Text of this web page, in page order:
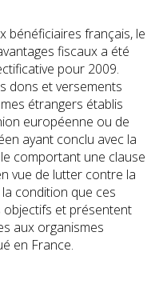
bénéficiaires français, le
fiscaux a été
pour 2009.
dons et versements
étrangers établis
européenne ou de
ayant conclu avec la
comportant une clause
vue de lutter contre la
condition que ces
et présentent
aux organismes
en France.